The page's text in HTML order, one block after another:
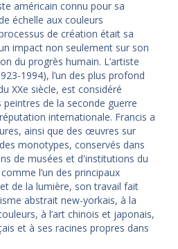
américain connu pour sa
échelle aux couleurs
de création était sa
impact non seulement sur son
du progrès humain. L’artiste
1994), l’un des plus profond
XXe siècle, est considéré
peintres de la seconde guerre
internationale. Francis a
ainsi que des œuvres sur
monotypes, conservés dans
de musées et d'institutions du
l’un des principaux
de la lumière, son travail fait
abstrait new-yorkais, à la
à l’art chinois et japonais,
et à ses racines propres dans